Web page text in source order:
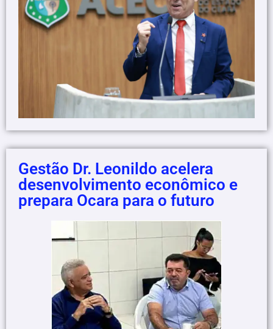
Gestão Dr. Leonildo acelera
desenvolvimento econômico e
prepara Ocara para o futuro